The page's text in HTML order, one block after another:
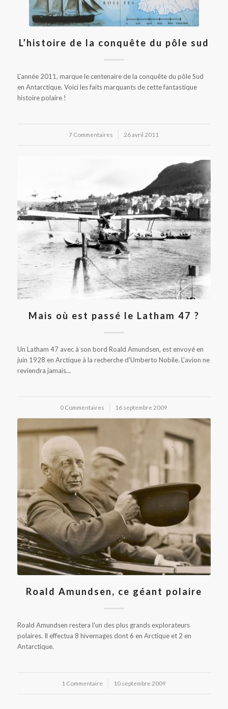
L’histoire de la conquête du pôle sud
L'année 2011, marque le centenaire de la conquête du pôle Sud
en Antarctique. Voici les faits marquants de cette fantastique
histoire polaire !
7 Commentaires
/ 26 avril 2011
Mais où est passé le Latham 47 ?
Un Latham 47 avec à son bord Roald Amundsen, est envoyé en
juin 1928 en Arctique à la recherche d'Umberto Nobile. L'avion ne
reviendra jamais...
0 Commentaires
/ 16 septembre 2009
Roald Amundsen, ce géant polaire
Roald Amundsen restera l'un des plus grands explorateurs
polaires. Il effectua 8 hivernages dont 6 en Arctique et 2 en
Antarctique.
1 Commentaire
/ 10 septembre 2009